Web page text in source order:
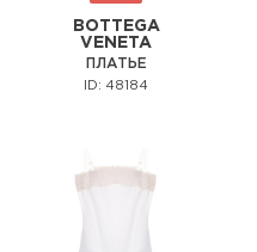
BOTTEGA
VENETA
ПЛАТЬЕ
ID: 48184